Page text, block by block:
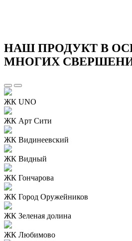
НАШ ПРОДУКТ В
МНОГИХ
ЖК UNO
ЖК Арт Сити
ЖК Видинеевский
ЖК Видный
ЖК Гончарова
ЖК Город Оружейников
ЖК Зеленая долина
ЖК Любимово